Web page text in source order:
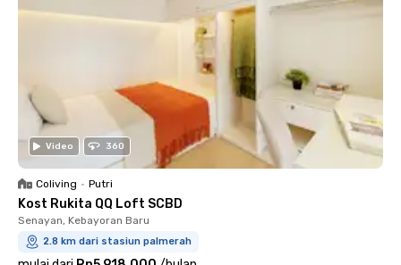
Video 360
Coliving • Putri
Kost Rukita QQ Loft SCBD
Senayan, Kebayoran Baru
2.8 km dari stasiun palmerah